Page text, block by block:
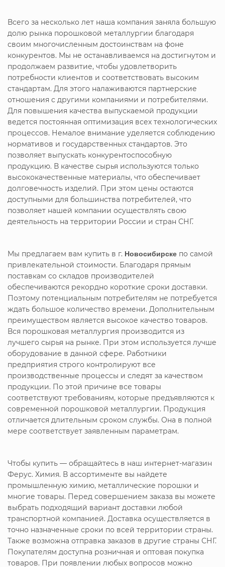
Всего за несколько лет наша компания заняла большую
долю рынка порошковой металлургии благодаря
своим многочисленным достоинствам на фоне
конкурентов. Мы не останавливаемся на достигнутом и
продолжаем развитие, чтобы удовлетворить
потребности клиентов и соответствовать высоким
стандартам. Для этого налаживаются партнерские
отношения с другими компаниями и потребителями.
Для повышения качества выпускаемой продукции
ведется постоянная оптимизация всех технологических
процессов. Немалое внимание уделяется соблюдению
нормативов и государственных стандартов. Это
позволяет выпускать конкурентоспособную
продукцию. В качестве сырья используются только
высококачественные материалы, что обеспечивает
долговечность изделий. При этом цены остаются
доступными для большинства потребителей, что
позволяет нашей компании осуществлять свою
деятельность на территории России и стран СНГ.
Мы предлагаем вам купить в г. Новосибирске по самой
привлекательной стоимости. Благодаря прямым
поставкам со складов производителей
обеспечиваются рекордно короткие сроки доставки.
Поэтому потенциальным потребителям не потребуется
ждать большое количество времени. Дополнительным
преимуществом является высокое качество товаров.
Вся порошковая металлургия производится из
лучшего сырья на рынке. При этом используется лучше
оборудование в данной сфере. Работники
предприятия строго контролируют все
производственные процессы и следят за качеством
продукции. По этой причине все товары
соответствуют требованиям, которые предъявляются к
современной порошковой металлургии. Продукция
отличается длительным сроком службы. Она в полной
мере соответствует заявленным параметрам.
Чтобы купить — обращайтесь в наш интернет-магазин
Ферус. Химия. В ассортименте вы найдете
промышленную химию, металлические порошки и
многие товары. Перед совершением заказа вы можете
выбрать подходящий вариант доставки любой
транспортной компанией. Доставка осуществляется в
точно назначенные сроки по всей территории страны.
Также возможна отправка заказов в другие страны СНГ.
Покупателям доступна розничная и оптовая покупка
товаров. При появлении любых вопросов можно